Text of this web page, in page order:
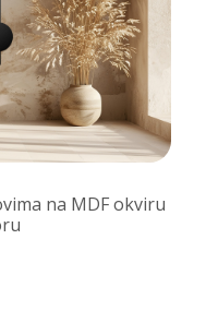
na MDF okviru